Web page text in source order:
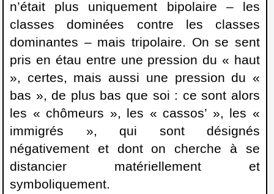
n’était plus uniquement bipolaire – les
classes dominées contre les classes
dominantes – mais tripolaire. On se sent
pris en étau entre une pression du « haut
», certes, mais aussi une pression du «
bas », de plus bas que soi : ce sont alors
les « chômeurs », les « cassos’ », les «
immigrés », qui sont désignés
négativement et dont on cherche à se
distancier matériellement et
symboliquement.